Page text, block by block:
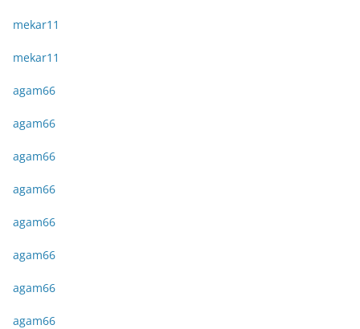
mekar11
mekar11
agam66
agam66
agam66
agam66
agam66
agam66
agam66
agam66